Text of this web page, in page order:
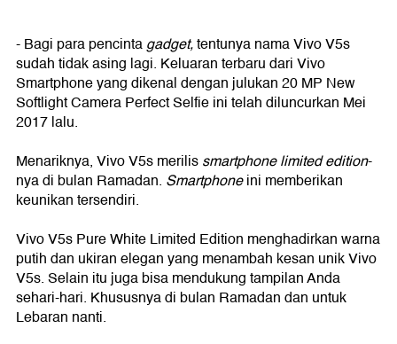
-Bagi para pencintagadget,tentunya nama Vivo V5s
sudah tidak asing lagi. Keluaran terbaru dari Vivo
Smartphone yang dikenal dengan julukan 20 MP New
Softlight Camera Perfect Selfie ini telah diluncurkan Mei
2017 lalu.
Menariknya, Vivo V5s merilissmartphonelimited edition-
nya di bulan Ramadan. Smartphoneini memberikan
keunikan tersendiri.
Vivo V5s Pure White Limited Edition menghadirkan warna
putih dan ukiran elegan yang menambah kesan unik Vivo
V5s. Selain itu juga bisa mendukung tampilan Anda
sehari-hari. Khususnya di bulan Ramadan dan untuk
Lebaran nanti.